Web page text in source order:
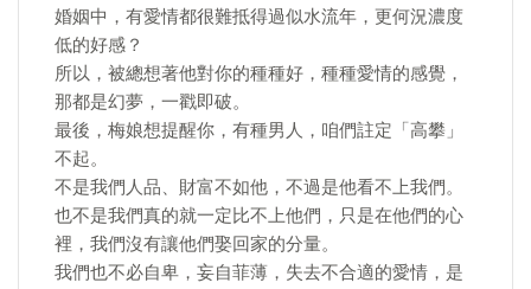
婚姻中，有愛情都很難抵得過似水流年，更何況濃度
低的好感？
所以，被總想著他對你的種種好，種種愛情的感覺，
那都是幻夢，一戳即破。
最後，梅娘想提醒你，有種男人，咱們註定「高攀」
不起。
不是我們人品、財富不如他，不過是他看不上我們。
也不是我們真的就一定比不上他們，只是在他們的心
裡，我們沒有讓他們娶回家的分量。
我們也不必自卑，妄自菲薄，失去不合適的愛情，是